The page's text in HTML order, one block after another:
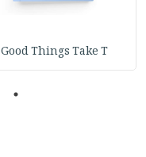
Good Things Take T
1